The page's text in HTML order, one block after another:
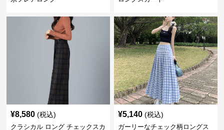
¥8,580 (税込)
クラシカル ロング チェックスカ
¥5,140 (税込)
ガーリーなチェック柄ロングス